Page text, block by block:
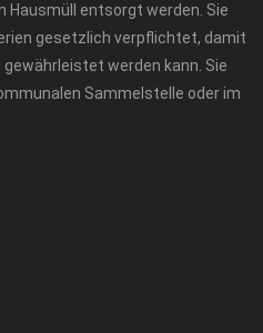
Hausmüll entsorgt werden. Sie
gesetzlich verpflichtet, damit
werden kann. Sie
Sammelstelle oder im